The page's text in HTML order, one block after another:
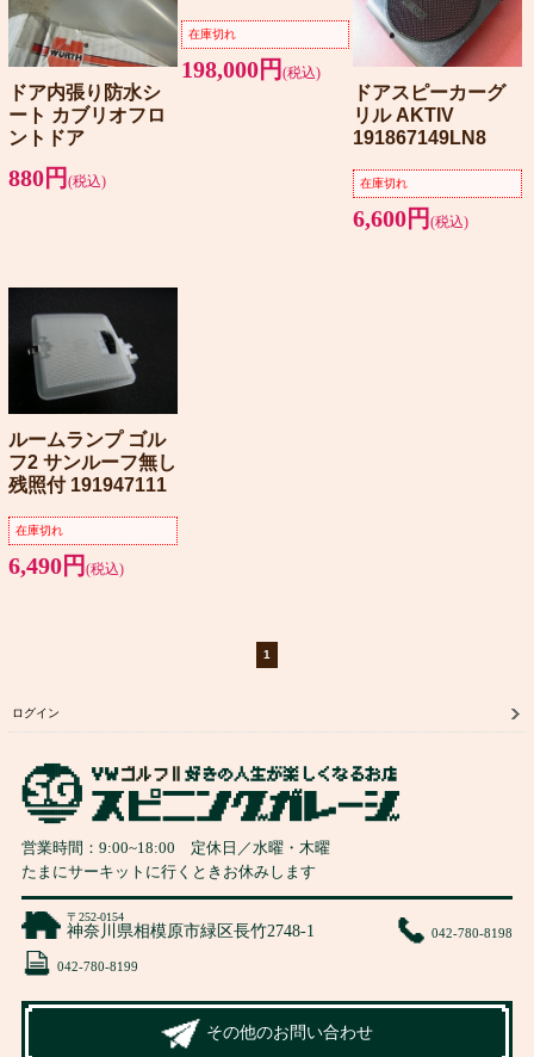
ドア内張り防水シ
ート カブリオフロ
ントドア
880円 (税込)
在庫切れ
198,000円 (税込)
ドアスピーカーグ
リル AKTIV
191867149LN8
在庫切れ
6,600円(税込)
ルームランプ ゴル
フ2 サンルーフ無し
残照付 191947111
在庫切れ
6,490円 (税込)
1
ログイン
営業時間： 9:00~18:00 定休日／水曜・木曜
たまにサーキットに行くときお休みします
〒252-0154
神奈川県相模原市緑区長竹2748-1 042-780-8198
042-780-8199
その他のお問い合わせ